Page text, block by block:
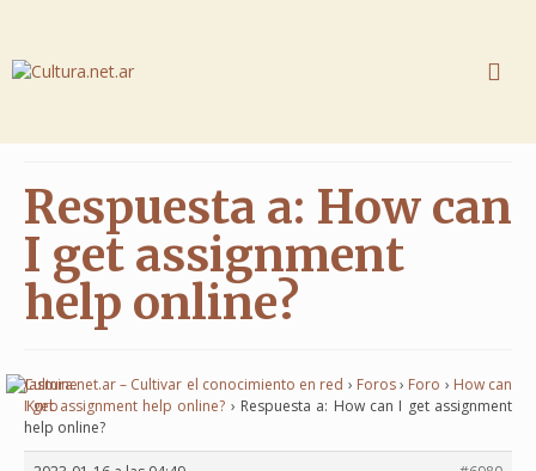
Respuesta a: How can
I get assignment
help online?
Cultura.net.ar – Cultivar el conocimiento en red › Foros› Foro › How can
I get assignment help online? › Respuesta a: How can I get assignment
help online?